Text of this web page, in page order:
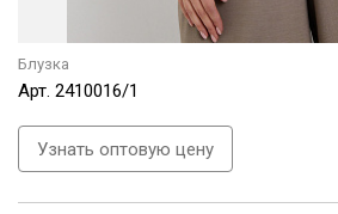
Блузка
Арт. 2410016/1
Узнать оптовую цену